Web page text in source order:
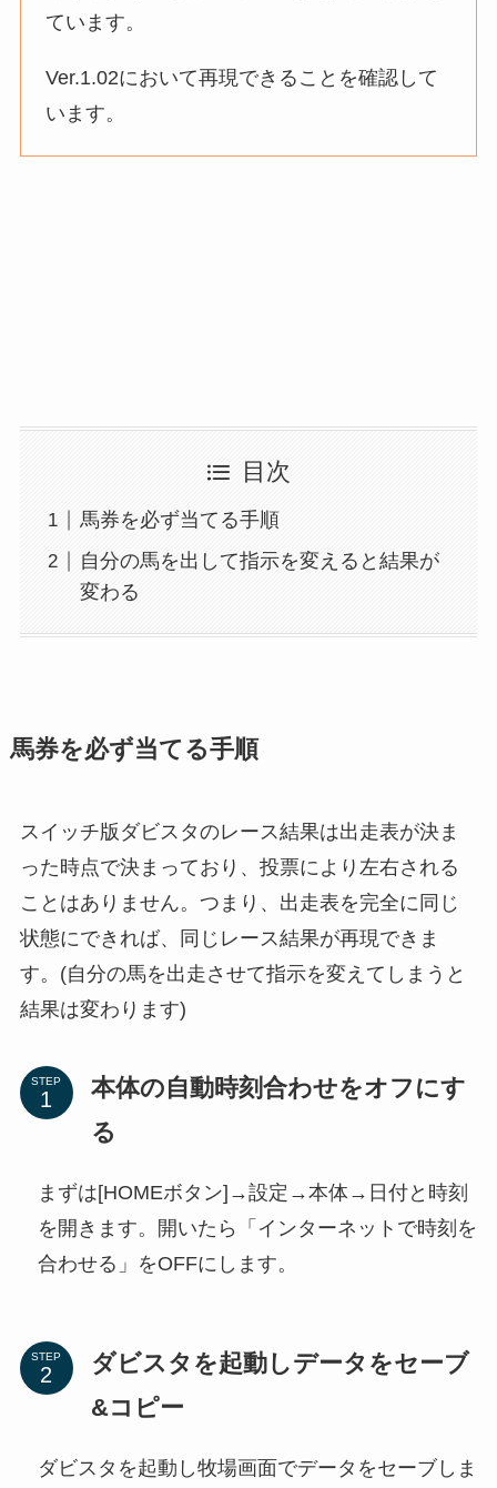
ています。
Ver.1.02において再現できることを確認して
います。
目次
馬券を必ず当てる手順
自分の馬を出して指示を変えると結果が
変わる
馬券を必ず当てる手順
スイッチ版ダビスタのレース結果は出走表が決ま
った時点で決まっており、投票により左右される
ことはありません。つまり、出走表を完全に同じ
状態にできれば、同じレース結果が再現できま
す。(自分の馬を出走させて指示を変えてしまうと
結果は変わります)
STEP
本体の自動時刻合わせをオフにす
る
まずは[HOMEボタン]→設定→本体→日付と時刻
を開きます。開いたら「インターネットで時刻を
合わせる」をOFFにします。
STEP
ダビスタを起動しデータをセーブ
&コピー
ダビスタを起動し牧場画面でデータをセーブしま